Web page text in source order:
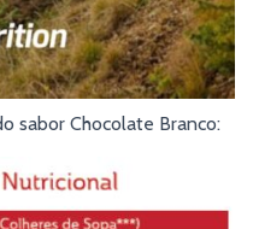
sabor Chocolate Branco: